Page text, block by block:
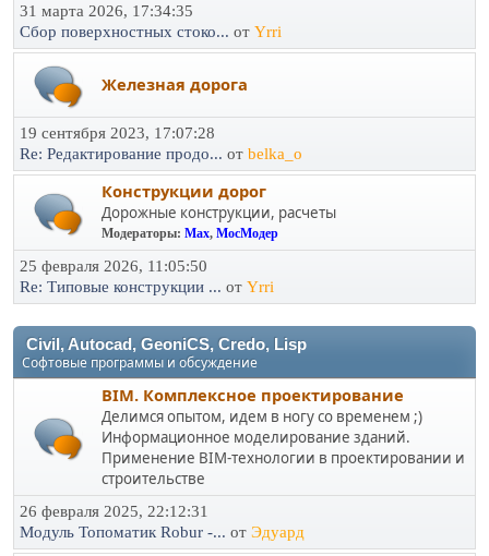
31 марта 2026, 17:34:35
Сбор поверхностных стоко... от Yrri
Железная дорога
19 сентября 2023, 17:07:28
Re: Редактирование продо... от belka_o
Конструкции дорог
Дорожные конструкции, расчеты
Модераторы: Max, МосМодер
25 февраля 2026, 11:05:50
Re: Типовые конструкции ... от Yrri
Civil, Autocad, GeoniCS, Credo, Lisp
Софтовые программы и обсуждение
BIM. Комплексное проектирование
Делимся опытом, идем в ногу со временем ;)
Информационное моделирование зданий.
Применение BIM-технологии в проектировании и
строительстве
26 февраля 2025, 22:12:31
Модуль Топоматик Robur -... от Эдуард